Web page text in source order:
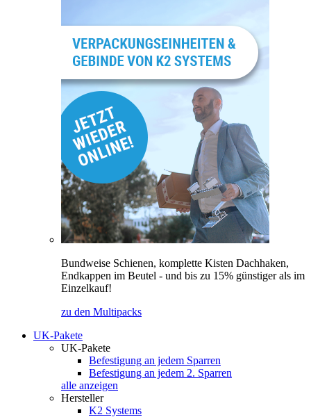
Bundweise Schienen, komplette Kisten Dachhaken,
Endkappen im Beutel - und bis zu 15% günstiger als im
Einzelkauf!
zu den Multipacks
UK-Pakete
UK-Pakete
Befestigung an jedem Sparren
Befestigung an jedem 2. Sparren
alle anzeigen
Hersteller
K2 Systems